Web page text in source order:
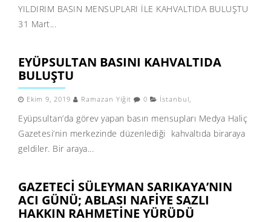
YILDIRIM BASIN MENSUPLARI İLE KAHVALTIDA BULUŞTU
31 Mart...
EYÜPSULTAN BASINI KAHVALTIDA
BULUŞTU
Ekim 9, 2019 Ramazan Yiğit 0 İstanbul,
Eyüpsultan’da görev yapan basın mensupları Medya Haliç
Gazetesi’nin merkezinde düzenlediği kahvaltıda biraraya
geldiler. Bir araya...
GAZETECI SÜLEYMAN SARIKAYA’NIN
ACI GÜNÜ; ABLASI NAFIYE SAZLI
HAKKIN RAHMETINE YÜRÜDÜ